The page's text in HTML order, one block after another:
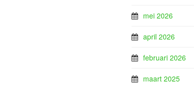
mei 2026
april 2026
februari 2026
maart 2025